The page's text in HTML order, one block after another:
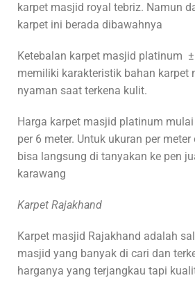
karpet masjid royal tebriz. Namun
karpet ini berada dibawahnya
Ketebalan karpet masjid platinum
memiliki karakteristik bahan karpet
nyaman saat terkena kulit.
Harga karpet masjid platinum
per 6 meter. Untuk ukuran per
bisa langsung di tanyakan ke pen
karawang
Karpet Rajakhand
Karpet masjid Rajakhand adalah
masjid yang banyak di cari dan
harganya yang terjangkau tapi